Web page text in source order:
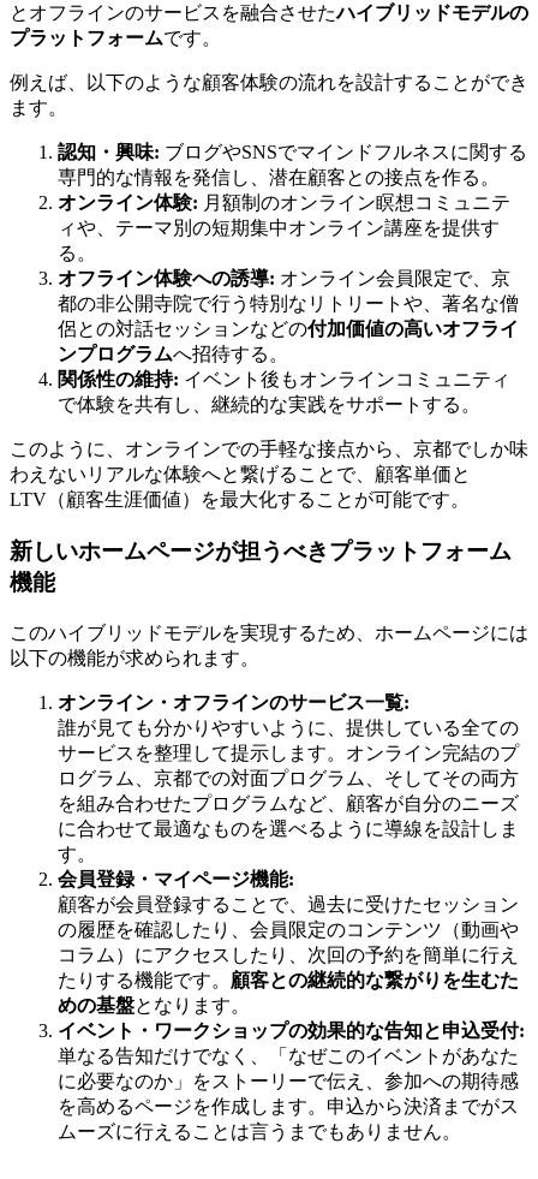
とオフラインのサービスを融合させたハイブリッドモデルの
プラットフォームです。
例えば、以下のような顧客体験の流れを設計することができ
ます。
認知・興味: ブログやSNSでマインドフルネスに関する
専門的な情報を発信し、潜在顧客との接点を作る。
オンライン体験: 月額制のオンライン瞑想コミュニテ
ィや、テーマ別の短期集中オンライン講座を提供す
る。
オフライン体験への誘導: オンライン会員限定で、京
都の非公開寺院で行う特別なリトリートや、著名な僧
侶との対話セッションなどの付加価値の高いオフライ
ンプログラムへ招待する。
関係性の維持: イベント後もオンラインコミュニティ
で体験を共有し、継続的な実践をサポートする。
このように、オンラインでの手軽な接点から、京都でしか味
わえないリアルな体験へと繋げることで、顧客単価と
LTV（顧客生涯価値）を最大化することが可能です。
新しいホームページが担うべきプラットフォーム
機能
このハイブリッドモデルを実現するため、ホームページには
以下の機能が求められます。
オンライン・オフラインのサービス一覧:
誰が見ても分かりやすいように、提供している全ての
サービスを整理して提示します。オンライン完結のプ
ログラム、京都での対面プログラム、そしてその両方
を組み合わせたプログラムなど、顧客が自分のニーズ
に合わせて最適なものを選べるように導線を設計しま
す。
会員登録・マイページ機能:
顧客が会員登録することで、過去に受けたセッション
の履歴を確認したり、会員限定のコンテンツ（動画や
コラム）にアクセスしたり、次回の予約を簡単に行え
たりする機能です。 顧客との継続的な繋がりを生むた
めの基盤となります。
イベント・ワークショップの効果的な告知と申込受付:
単なる告知だけでなく、「なぜこのイベントがあなた
に必要なのか」をストーリーで伝え、参加への期待感
を高めるページを作成します。申込から決済までがス
ムーズに行えることは言うまでもありません。